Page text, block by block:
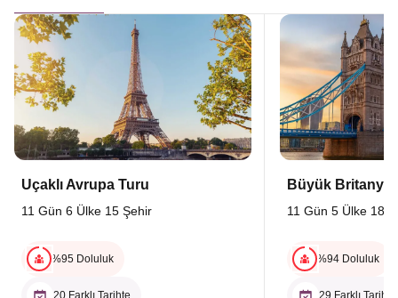
Uçaklı Avrupa Turu
11 Gün 6 Ülke 15 Şehir
%95 Doluluk
20 Farklı Tarihte
Büyük Britanya
11 Gün 5 Ülke 18
%94 Doluluk
29 Farklı Tarihte